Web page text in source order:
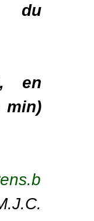
du
en
min)